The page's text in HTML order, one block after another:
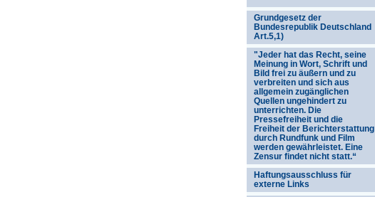
Grundgesetz der
Bundesrepublik Deutschland
Art.5,1)
"Jeder hat das Recht, seine
Meinung in Wort, Schrift und
Bild frei zu äußern und zu
verbreiten und sich aus
allgemein zugänglichen
Quellen ungehindert zu
unterrichten. Die
Pressefreiheit und die
Freiheit der Berichterstattung
durch Rundfunk und Film
werden gewährleistet. Eine
Zensur findet nicht statt.“
Haftungsausschluss für
externe Links